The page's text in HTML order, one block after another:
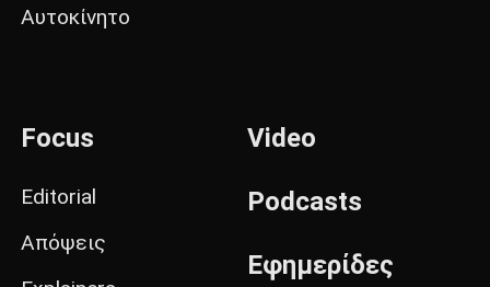
Αυτοκίνητο
Focus
Editorial
Απόψεις
Video
Podcasts
Εφημερίδες